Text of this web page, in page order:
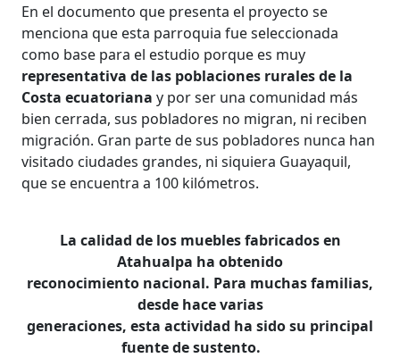
En el documento que presenta el proyecto se
menciona que esta parroquia fue seleccionada
como base para el estudio porque es muy
representativa de las poblaciones rurales de la
Costa ecuatoriana y por ser una comunidad más
bien cerrada, sus pobladores no migran, ni reciben
migración. Gran parte de sus pobladores nunca han
visitado ciudades grandes, ni siquiera Guayaquil,
que se encuentra a 100 kilómetros.
La calidad de los muebles fabricados en
Atahualpa ha obtenido
reconocimiento nacional. Para muchas familias,
desde hace varias
generaciones, esta actividad ha sido su principal
fuente de sustento.